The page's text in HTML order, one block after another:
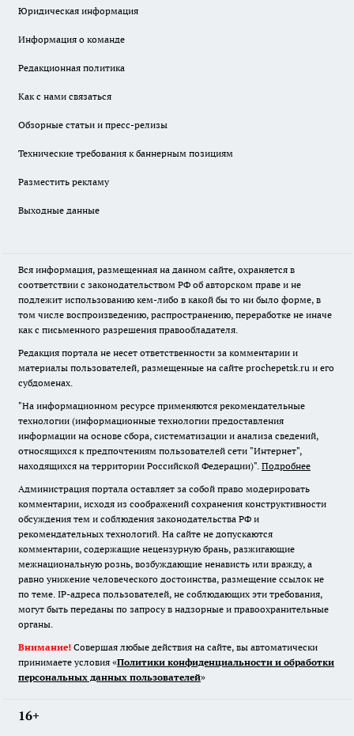
Юридическая информация
Информация о команде
Редакционная политика
Как с нами связаться
Обзорные статьи и пресс-релизы
Технические требования к баннерным позициям
Разместить рекламу
Выходные данные
Вся информация, размещенная на данном сайте, охраняется в
соответствии с законодательством РФ об авторском праве и не
подлежит использованию кем-либо в какой бы то ни было форме, в
том числе воспроизведению, распространению, переработке не иначе
как с письменного разрешения правообладателя.
Редакция портала не несет ответственности за комментарии и
материалы пользователей, размещенные на сайте prochepetsk.ru и его
субдоменах.
"На информационном ресурсе применяются рекомендательные
технологии (информационные технологии предоставления
информации на основе сбора, систематизации и анализа сведений,
относящихся к предпочтениям пользователей сети "Интернет",
находящихся на территории Российской Федерации)". Подробнее
Администрация портала оставляет за собой право модерировать
комментарии, исходя из соображений сохранения конструктивности
обсуждения тем и соблюдения законодательства РФ и
рекомендательных технологий. На сайте не допускаются
комментарии, содержащие нецензурную брань, разжигающие
межнациональную рознь, возбуждающие ненависть или вражду, а
равно унижение человеческого достоинства, размещение ссылок не
по теме. IP-адреса пользователей, не соблюдающих эти требования,
могут быть переданы по запросу в надзорные и правоохранительные
органы.
Внимание! Совершая любые действия на сайте, вы автоматически
принимаете условия «Политики конфиденциальности и обработки
персональных данных пользователей»
16+